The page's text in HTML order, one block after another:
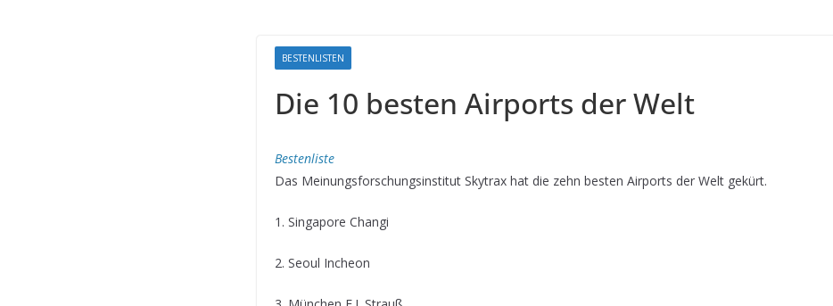
BESTENLISTEN
Die 10 besten Airports der Welt
Bestenliste
Das Meinungsforschungsinstitut Skytrax hat die zehn besten Airports der Welt gekürt.
1. Singapore Changi
2. Seoul Incheon